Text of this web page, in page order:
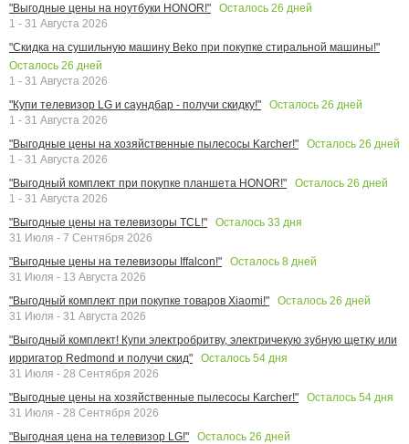
"Выгодные цены на ноутбуки HONOR!"
Осталось 26 дней
1 - 31 Августа 2026
"Скидка на сушильную машину Beko при покупке стиральной машины!"
Осталось 26 дней
1 - 31 Августа 2026
"Купи телевизор LG и саундбар - получи скидку!"
Осталось 26 дней
1 - 31 Августа 2026
"Выгодные цены на хозяйственные пылесосы Karcher!"
Осталось 26 дней
1 - 31 Августа 2026
"Выгодный комплект при покупке планшета HONOR!"
Осталось 26 дней
1 - 31 Августа 2026
"Выгодные цены на телевизоры TCL!"
Осталось 33 дня
31 Июля - 7 Сентября 2026
"Выгодные цены на телевизоры Iffalcon!"
Осталось 8 дней
31 Июля - 13 Августа 2026
"Выгодный комплект при покупке товаров Xiaomi!"
Осталось 26 дней
31 Июля - 31 Августа 2026
"Выгодный комплект! Купи электробритву, электричекую зубную щетку или
ирригатор Redmond и получи скид"
Осталось 54 дня
31 Июля - 28 Сентября 2026
"Выгодные цены на хозяйственные пылесосы Karcher!"
Осталось 54 дня
31 Июля - 28 Сентября 2026
"Выгодная цена на телевизор LG!"
Осталось 26 дней